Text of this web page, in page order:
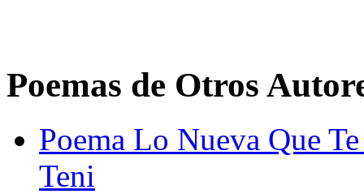
Poemas de Otros
Poema Lo Nueva Que
Teni